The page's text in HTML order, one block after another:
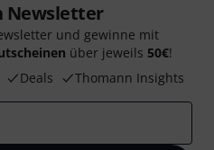
Newsletter
und gewinne mit
über jeweils 50€!
Deals Thomann Insights